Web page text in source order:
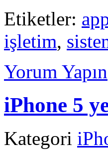
Etiketler:
işletim,
Yorum Yapın
iPhone 5
Kategori